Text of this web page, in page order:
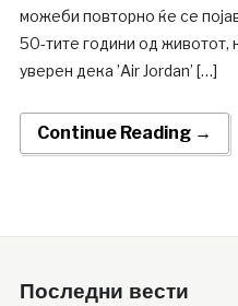
можеби повторно ќе се
50-тите години од животот,
уверен дека ’Air Jordan’ […]
Continue Reading →
Последни вести